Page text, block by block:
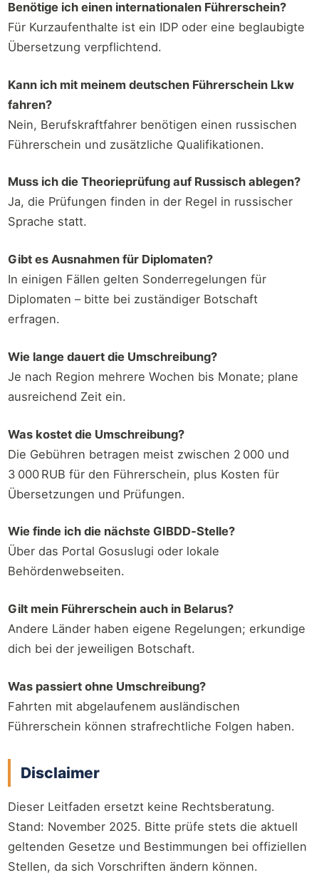
Benötige ich einen internationalen Führerschein?
Für Kurzaufenthalte ist ein IDP oder eine beglaubigte
Übersetzung verpflichtend.
Kann ich mit meinem deutschen Führerschein Lkw
fahren?
Nein, Berufskraftfahrer benötigen einen russischen
Führerschein und zusätzliche Qualifikationen.
Muss ich die Theorieprüfung auf Russisch ablegen?
Ja, die Prüfungen finden in der Regel in russischer
Sprache statt.
Gibt es Ausnahmen für Diplomaten?
In einigen Fällen gelten Sonderregelungen für
Diplomaten – bitte bei zuständiger Botschaft
erfragen.
Wie lange dauert die Umschreibung?
Je nach Region mehrere Wochen bis Monate; plane
ausreichend Zeit ein.
Was kostet die Umschreibung?
Die Gebühren betragen meist zwischen 2 000 und
3 000 RUB für den Führerschein, plus Kosten für
Übersetzungen und Prüfungen.
Wie finde ich die nächste GIBDD‑Stelle?
Über das Portal Gosuslugi oder lokale
Behördenwebseiten.
Gilt mein Führerschein auch in Belarus?
Andere Länder haben eigene Regelungen; erkundige
dich bei der jeweiligen Botschaft.
Was passiert ohne Umschreibung?
Fahrten mit abgelaufenem ausländischen
Führerschein können strafrechtliche Folgen haben.
Disclaimer
Dieser Leitfaden ersetzt keine Rechtsberatung.
Stand: November 2025. Bitte prüfe stets die aktuell
geltenden Gesetze und Bestimmungen bei offiziellen
Stellen, da sich Vorschriften ändern können.